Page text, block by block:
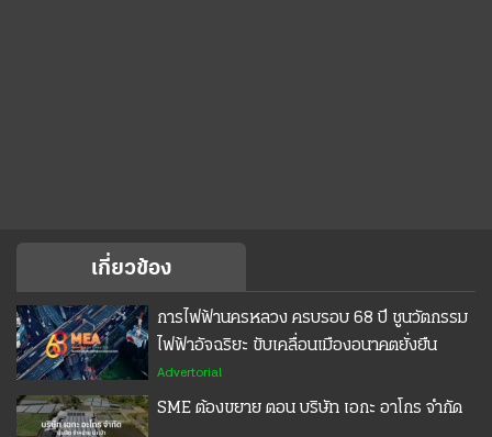
เกี่ยวข้อง
การไฟฟ้านครหลวง ครบรอบ 68 ปี ชูนวัตกรรม
ไฟฟ้าอัจฉริยะ ขับเคลื่อนเมืองอนาคตยั่งยืน
Advertorial
SME ต้องขยาย ตอน บริษัท เอกะ อาโกร จำกัด